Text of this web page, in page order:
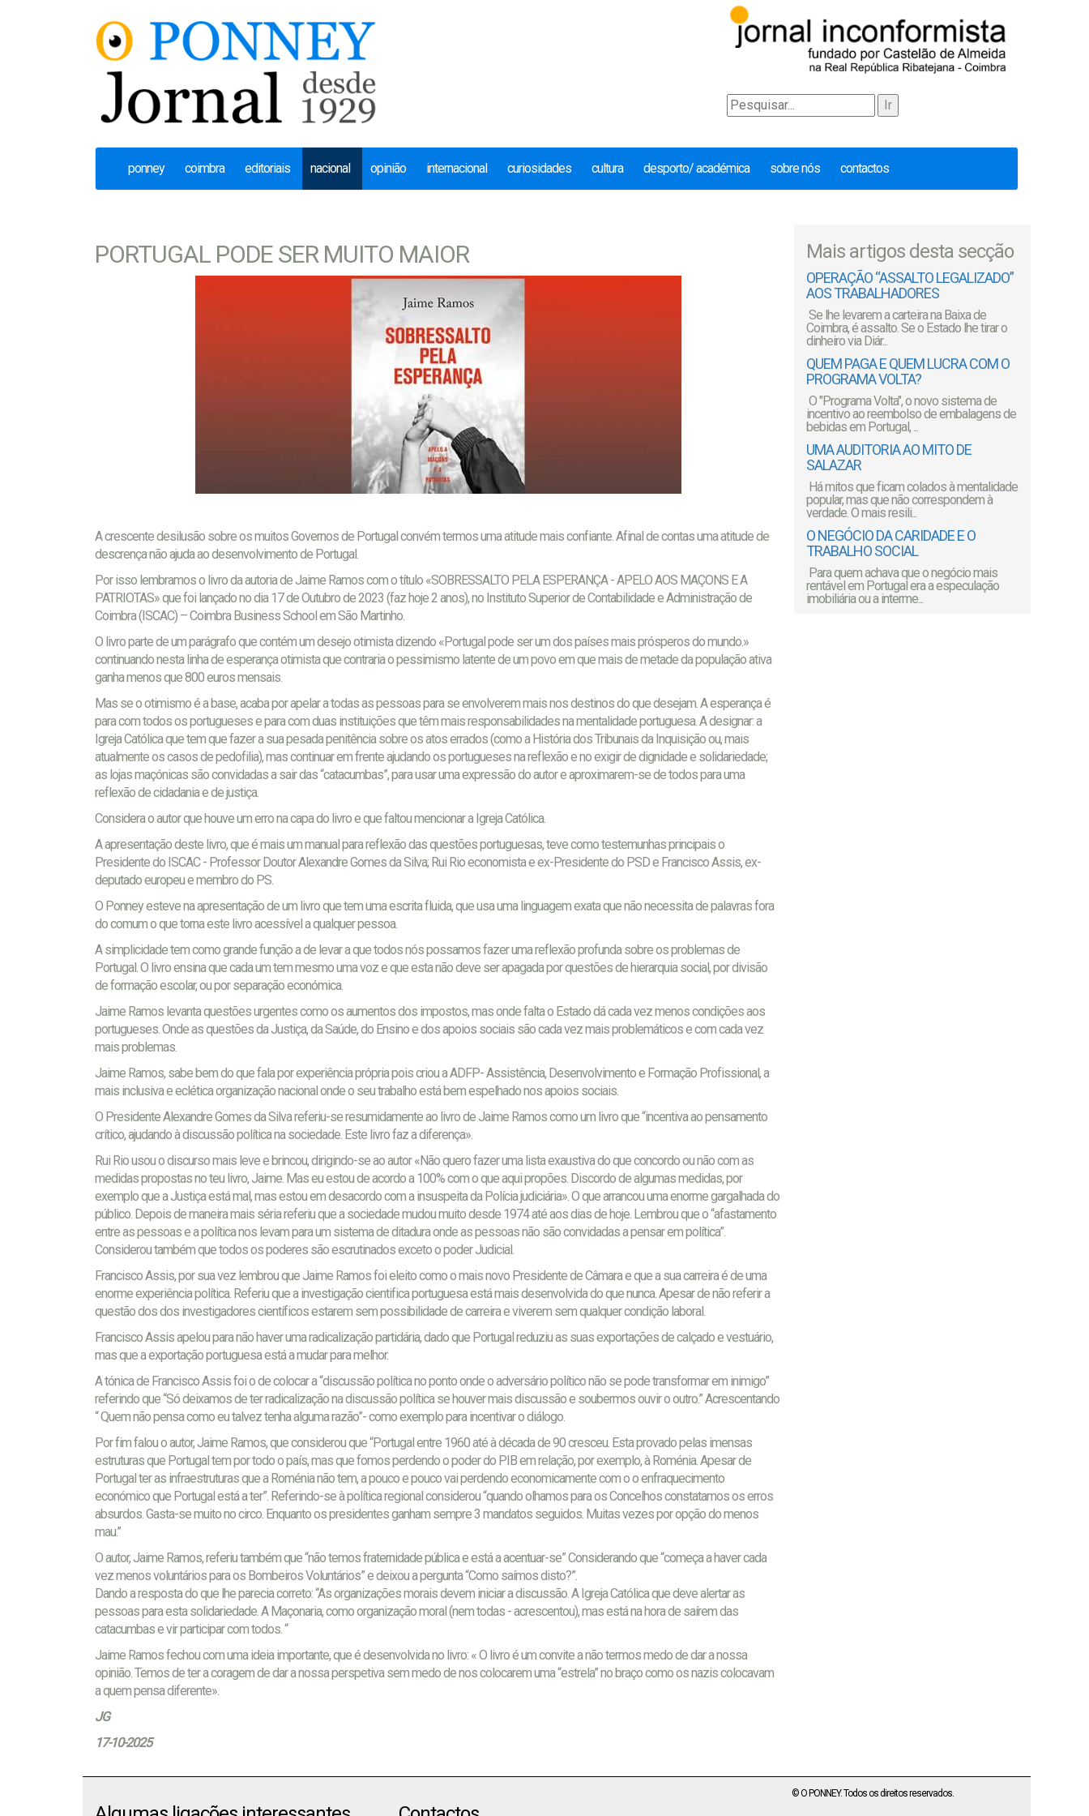
ponney coimbra editoriais nacional opinião internacional curiosidades cultura desporto/ académica sobre nós contactos
PORTUGAL PODE SER MUITO MAIOR
A crescente desilusão sobre os muitos Governos de Portugal convém termos uma atitude mais confiante. Afinal de contas uma atitude de
descrença não ajuda ao desenvolvimento de Portugal.
Por isso lembramos o livro da autoria de Jaime Ramos com o título «SOBRESSALTO PELA ESPERANÇA - APELO AOS MAÇONS E A
PATRIOTAS» que foi lançado no dia 17 de Outubro de 2023 (faz hoje 2 anos), no Instituto Superior de Contabilidade e Administração de
Coimbra (ISCAC) – Coimbra Business School em São Martinho.
O livro parte de um parágrafo que contém um desejo otimista dizendo «Portugal pode ser um dos países mais prósperos do mundo.»
continuando nesta linha de esperança otimista que contraria o pessimismo latente de um povo em que mais de metade da população ativa
ganha menos que 800 euros mensais.
Mas se o otimismo é a base, acaba por apelar a todas as pessoas para se envolverem mais nos destinos do que desejam. A esperança é
para com todos os portugueses e para com duas instituições que têm mais responsabilidades na mentalidade portuguesa. A designar: a
Igreja Católica que tem que fazer a sua pesada penitência sobre os atos errados (como a História dos Tribunais da Inquisição ou, mais
atualmente os casos de pedofilia), mas continuar em frente ajudando os portugueses na reflexão e no exigir de dignidade e solidariedade;
as lojas maçónicas são convidadas a sair das “catacumbas”, para usar uma expressão do autor e aproximarem-se de todos para uma
reflexão de cidadania e de justiça.
Considera o autor que houve um erro na capa do livro e que faltou mencionar a Igreja Católica.
A apresentação deste livro, que é mais um manual para reflexão das questões portuguesas, teve como testemunhas principais o
Presidente do ISCAC - Professor Doutor Alexandre Gomes da Silva; Rui Rio economista e ex-Presidente do PSD e Francisco Assis, ex-
deputado europeu e membro do PS.
O Ponney esteve na apresentação de um livro que tem uma escrita fluida, que usa uma linguagem exata que não necessita de palavras fora
do comum o que torna este livro acessível a qualquer pessoa.
A simplicidade tem como grande função a de levar a que todos nós possamos fazer uma reflexão profunda sobre os problemas de
Portugal. O livro ensina que cada um tem mesmo uma voz e que esta não deve ser apagada por questões de hierarquia social, por divisão
de formação escolar, ou por separação económica.
Jaime Ramos levanta questões urgentes como os aumentos dos impostos, mas onde falta o Estado dá cada vez menos condições aos
portugueses. Onde as questões da Justiça, da Saúde, do Ensino e dos apoios sociais são cada vez mais problemáticos e com cada vez
mais problemas.
Jaime Ramos, sabe bem do que fala por experiência própria pois criou a ADFP- Assistência, Desenvolvimento e Formação Profissional, a
mais inclusiva e eclética organização nacional onde o seu trabalho está bem espelhado nos apoios sociais.
O Presidente Alexandre Gomes da Silva referiu-se resumidamente ao livro de Jaime Ramos como um livro que “incentiva ao pensamento
crítico, ajudando à discussão política na sociedade. Este livro faz a diferença».
Rui Rio usou o discurso mais leve e brincou, dirigindo-se ao autor «Não quero fazer uma lista exaustiva do que concordo ou não com as
medidas propostas no teu livro, Jaime. Mas eu estou de acordo a 100% com o que aqui propões. Discordo de algumas medidas, por
exemplo que a Justiça está mal, mas estou em desacordo com a insuspeita da Polícia judiciária». O que arrancou uma enorme gargalhada do
público. Depois de maneira mais séria referiu que a sociedade mudou muito desde 1974 até aos dias de hoje. Lembrou que o “afastamento
entre as pessoas e a política nos levam para um sistema de ditadura onde as pessoas não são convidadas a pensar em política”.
Considerou também que todos os poderes são escrutinados exceto o poder Judicial.
Francisco Assis, por sua vez lembrou que Jaime Ramos foi eleito como o mais novo Presidente de Câmara e que a sua carreira é de uma
enorme experiência política. Referiu que a investigação cientifica portuguesa está mais desenvolvida do que nunca. Apesar de não referir a
questão dos dos investigadores científicos estarem sem possibilidade de carreira e viverem sem qualquer condição laboral.
Francisco Assis apelou para não haver uma radicalização partidária, dado que Portugal reduziu as suas exportações de calçado e vestuário,
mas que a exportação portuguesa está a mudar para melhor.
A tónica de Francisco Assis foi o de colocar a “discussão política no ponto onde o adversário político não se pode transformar em inimigo”
referindo que “Só deixamos de ter radicalização na discussão política se houver mais discussão e soubermos ouvir o outro.” Acrescentando
“ Quem não pensa como eu talvez tenha alguma razão”- como exemplo para incentivar o diálogo.
Por fim falou o autor, Jaime Ramos, que considerou que “Portugal entre 1960 até à década de 90 cresceu. Esta provado pelas imensas
estruturas que Portugal tem por todo o país, mas que fomos perdendo o poder do PIB em relação, por exemplo, à Roménia. Apesar de
Portugal ter as infraestruturas que a Roménia não tem, a pouco e pouco vai perdendo economicamente com o o enfraquecimento
económico que Portugal está a ter”. Referindo-se à política regional considerou “quando olhamos para os Concelhos constatamos os erros
absurdos. Gasta-se muito no circo. Enquanto os presidentes ganham sempre 3 mandatos seguidos. Muitas vezes por opção do menos
mau.”
O autor, Jaime Ramos, referiu também que “não temos fraternidade pública e está a acentuar-se” Considerando que “começa a haver cada
vez menos voluntários para os Bombeiros Voluntários” e deixou a pergunta “Como saímos disto?”.
Dando a resposta do que lhe parecia correto: “As organizações morais devem iniciar a discussão. A Igreja Católica que deve alertar as
pessoas para esta solidariedade. A Maçonaria, como organização moral (nem todas - acrescentou), mas está na hora de saírem das
catacumbas e vir participar com todos. “
Jaime Ramos fechou com uma ideia importante, que é desenvolvida no livro: « O livro é um convite a não termos medo de dar a nossa
opinião. Temos de ter a coragem de dar a nossa perspetiva sem medo de nos colocarem uma “estrela” no braço como os nazis colocavam
a quem pensa diferente».
JG
17-10-2025
Mais artigos desta secção
OPERAÇÃO “ASSALTO LEGALIZADO”
AOS TRABALHADORES
Se lhe levarem a carteira na Baixa de
Coimbra, é assalto. Se o Estado lhe tirar o
dinheiro via Diár...
QUEM PAGA E QUEM LUCRA COM O
PROGRAMA VOLTA?
O "Programa Volta", o novo sistema de
incentivo ao reembolso de embalagens de
bebidas em Portugal, ...
UMA AUDITORIA AO MITO DE
SALAZAR
Há mitos que ficam colados à mentalidade
popular, mas que não correspondem à
verdade. O mais resili...
O NEGÓCIO DA CARIDADE E O
TRABALHO SOCIAL
Para quem achava que o negócio mais
rentável em Portugal era a especulação
imobiliária ou a interme...
© O PONNEY. Todos os direitos reservados.